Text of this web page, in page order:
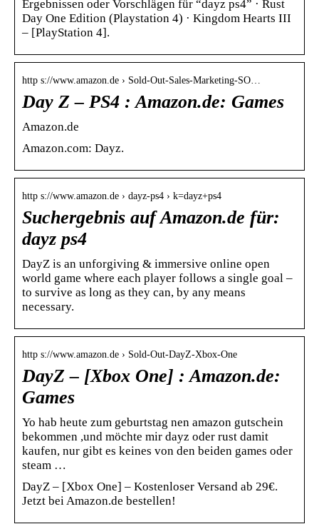
Ergebnissen oder Vorschlägen für “dayz ps4” · Rust
Day One Edition (Playstation 4) · Kingdom Hearts III
– [PlayStation 4].
http s://www.amazon.de › Sold-Out-Sales-Marketing-SO…
Day Z – PS4 : Amazon.de: Games
Amazon.de
Amazon.com: Dayz.
http s://www.amazon.de › dayz-ps4 › k=dayz+ps4
Suchergebnis auf Amazon.de für:
dayz ps4
DayZ is an unforgiving & immersive online open
world game where each player follows a single goal –
to survive as long as they can, by any means
necessary.
http s://www.amazon.de › Sold-Out-DayZ-Xbox-One
DayZ – [Xbox One] : Amazon.de:
Games
Yo hab heute zum geburtstag nen amazon gutschein
bekommen ,und möchte mir dayz oder rust damit
kaufen, nur gibt es keines von den beiden games oder
steam …
DayZ – [Xbox One] – Kostenloser Versand ab 29€.
Jetzt bei Amazon.de bestellen!